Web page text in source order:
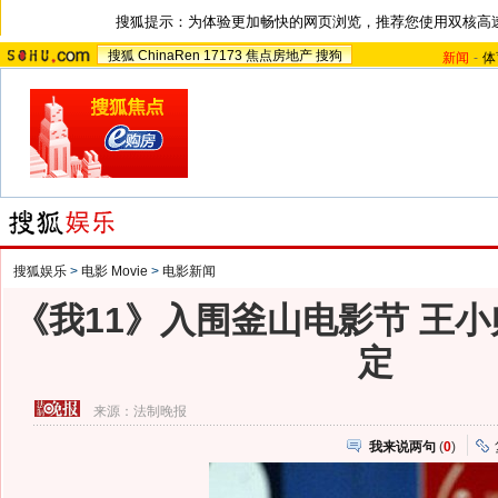
搜狐提示：为体验更加畅快的网页浏览，推荐您使用双核高
搜狐 ChinaRen 17173 焦点房地产 搜狗 新闻 -
搜狐娱乐 > 电影 Movie > 电影新闻
《我11》入围釜山电影节 王
定
来源：法制晚报
我来说两句 (0)